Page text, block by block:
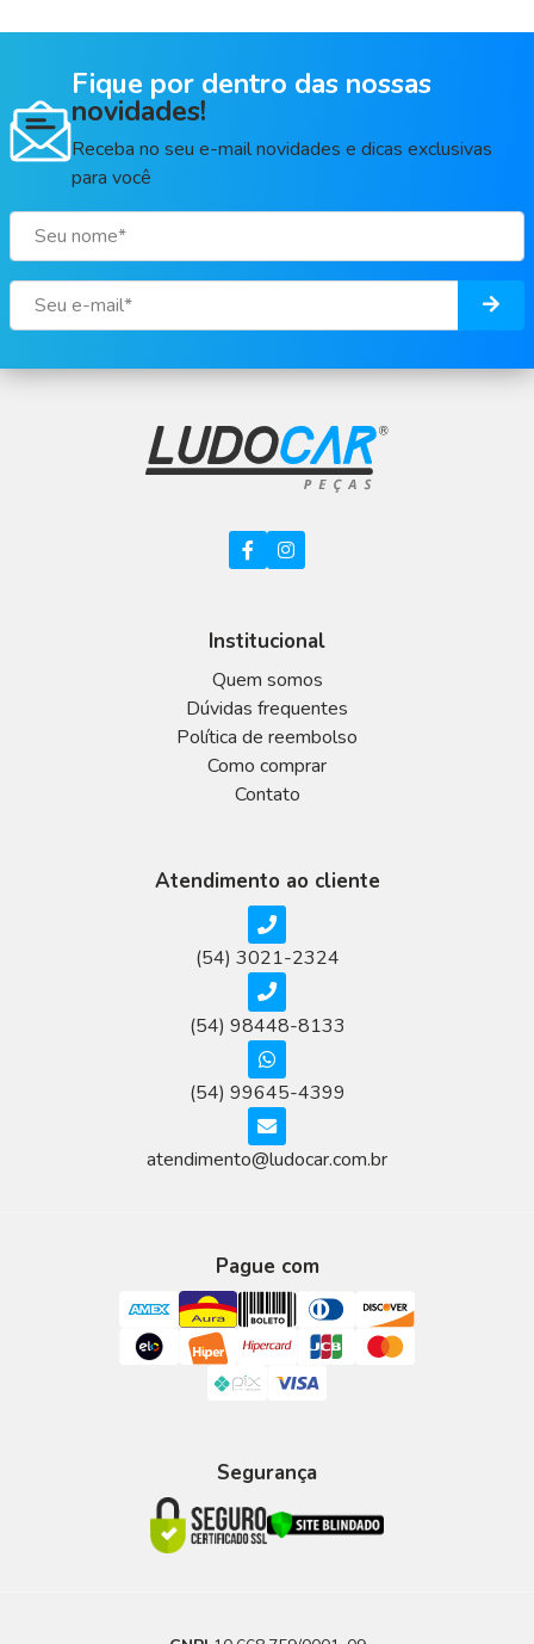
Fique por dentro das nossas
novidades!
Receba no seu e-mail novidades e dicas exclusivas
para você
Institucional
Quem somos
Dúvidas frequentes
Política de reembolso
Como comprar
Contato
Atendimento ao cliente
(54) 3021-2324
(54) 98448-8133
(54) 99645-4399
atendimento@ludocar.com.br
Pague com
Segurança